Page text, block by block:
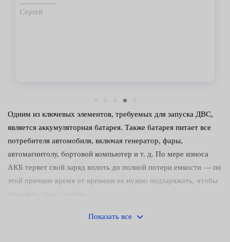
срок.
Одним из ключевых элементов, требуемых для запуска ДВС,
является аккумуляторная батарея. Также батарея питает все
потребителя автомобиля, включая генератор, фары,
автомагнитолу, бортовой компьютер и т. д. По мере износа
АКБ теряет свой заряд вплоть до полной потери емкости — по
этой причине время от времени ее нужно подзаряжать, чтобы
Электрики сервисных центров Fresh Auto быстро определяют
Показать все